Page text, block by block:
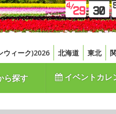
ウィーク)2026 北海道 東北
ら探す イベントカレ